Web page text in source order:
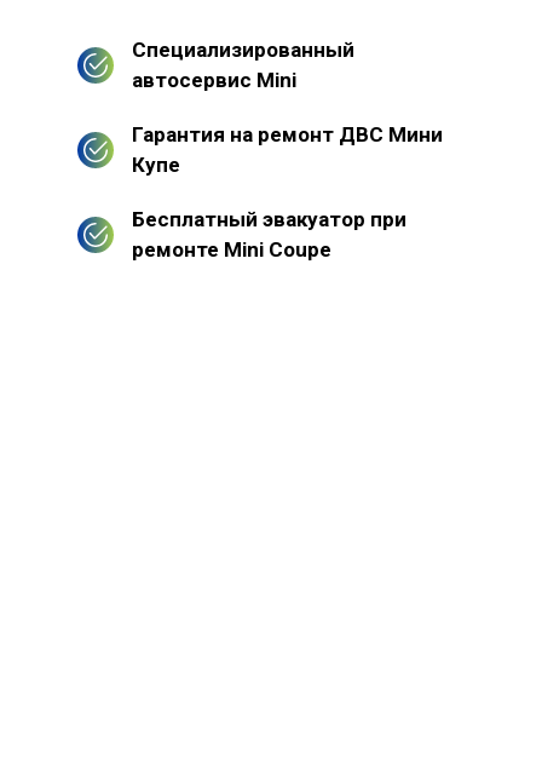
Специализированный
автосервис Mini
Гарантия на ремонт ДВС Мини
Купе
Бесплатный эвакуатор при
ремонте Mini Coupe